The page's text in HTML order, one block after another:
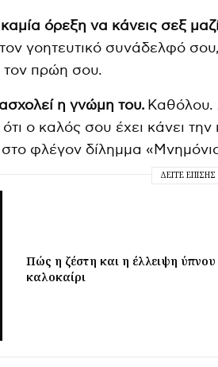
όρεξη να κάνεις σεξ
γοητευτικό συνάδελφό
τον πρώη σου.
η γνώμη του. Καθόλου.
ότι ο καλός σου έχει κάνει
φλέγον δίλημμα
ΔΕΊΤΕ ΕΠΊΣΗΣ
Πώς η ζέστη και η έλλειψη ύπνου
καλοκαίρι